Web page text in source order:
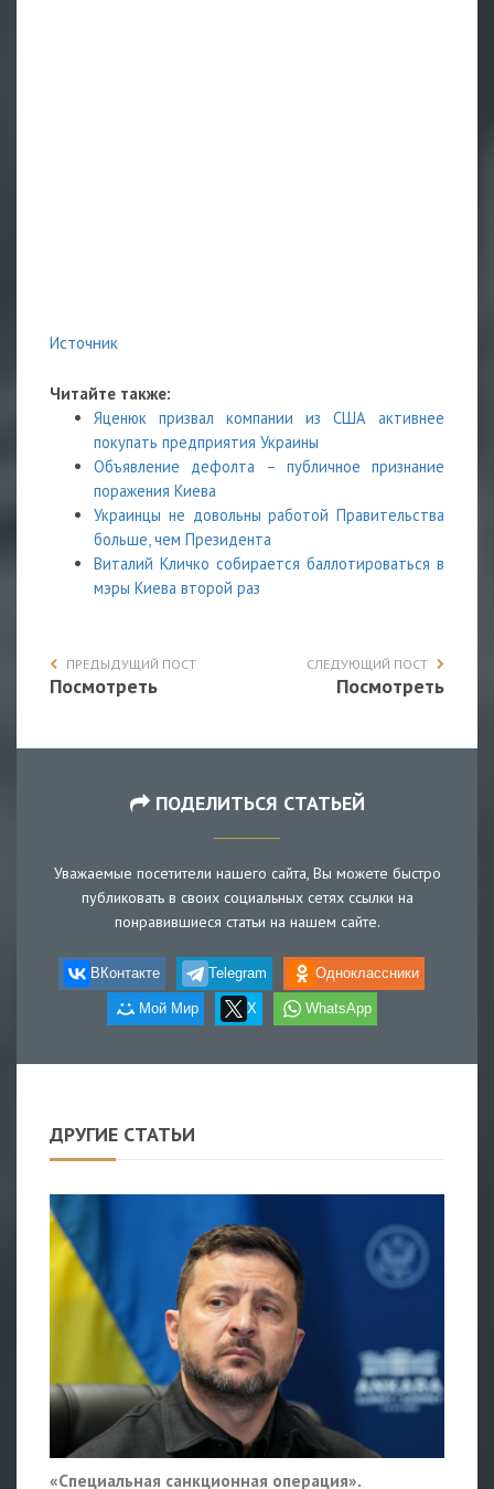
Источник
Читайте также:
Яценюк призвал компании из США активнее
покупать предприятия Украины
Объявление дефолта – публичное признание
поражения Киева
Украинцы не довольны работой Правительства
больше, чем Президента
Виталий Кличко собирается баллотироваться в
мэры Киева второй раз
ПРЕДЫДУЩИЙ ПОСТ
Посмотреть
СЛЕДУЮЩИЙ ПОСТ
Посмотреть
ПОДЕЛИТЬСЯ СТАТЬЕЙ
Уважаемые посетители нашего сайта, Вы можете быстро
публиковать в своих социальных сетях ссылки на
понравившиеся статьи на нашем сайте.
ВКонтакте Telegram Одноклассники
Мой Мир X WhatsApp
ДРУГИЕ СТАТЬИ
«Специальная санкционная операция».